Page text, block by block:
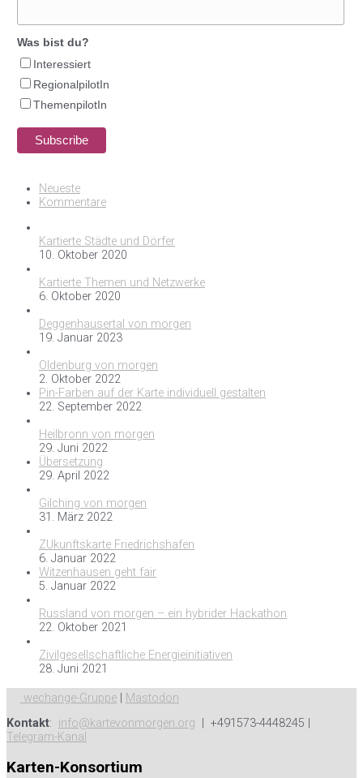
Was bist du?
Interessiert
RegionalpilotIn
ThemenpilotIn
Neueste
Kommentare
Kartierte Städte und Dörfer
10. Oktober 2020
Kartierte Themen und Netzwerke
6. Oktober 2020
Deggenhausertal von morgen
19. Januar 2023
Oldenburg von morgen
2. Oktober 2022
Pin-Farben auf der Karte individuell gestalten
22. September 2022
Heilbronn von morgen
29. Juni 2022
Übersetzung
29. April 2022
Gilching von morgen
31. März 2022
ZUkunftskarte Friedrichshafen
6. Januar 2022
Witzenhausen geht fair
5. Januar 2022
Russland von morgen – ein hybrider Hackathon
22. Oktober 2021
Zivilgesellschaftliche Energieinitiativen
28. Juni 2021
wechange-Gruppe
Mastodon
Kontakt: info@kartevonmorgen.org | +491573-4448245 |
Telegram-Kanal
Karten-Konsortium